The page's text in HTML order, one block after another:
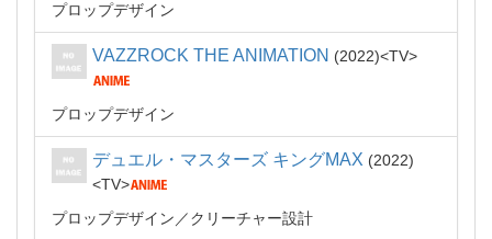
プロップデザイン
VAZZROCK THE ANIMATION 2022 TV
プロップデザイン
デュエル・マスターズ キングMAX
2022
TV
プロップデザイン
クリーチャー設計